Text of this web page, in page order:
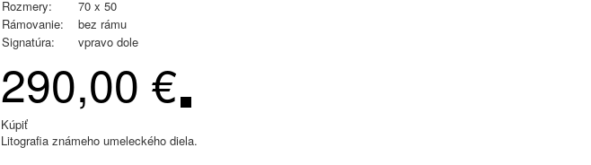
Rozmery:
70 x 50
Rámovanie:
bez rámu
Signatúra:
vpravo dole
290,00 €
Kúpiť
Litografia známeho umeleckého diela.